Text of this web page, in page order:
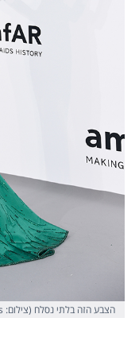
הצבע הזה בלתי נסלח (צילום: Ian Gavan/Getty Images)